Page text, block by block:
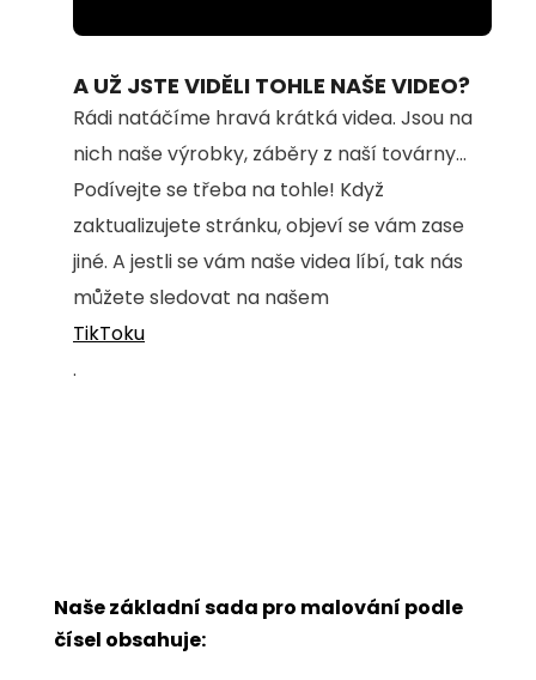
94.54%
A UŽ JSTE VIDĚLI TOHLE NAŠE VIDEO?
Rádi natáčíme hravá krátká videa. Jsou na
nich naše výrobky, záběry z naší továrny...
Podívejte se třeba na tohle! Když
zaktualizujete stránku, objeví se vám zase
jiné. A jestli se vám naše videa líbí, tak nás
můžete sledovat na našem
TikToku
.
Naše základní sada pro malování podle
čísel obsahuje: